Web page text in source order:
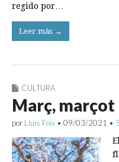
regido por…
Leer más →
CULTURA
Març, marçot
por Lluís Foix • 09/03/2021 •